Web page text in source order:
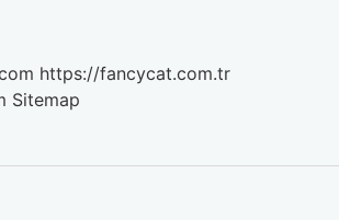
https://fancycat.com.tr
Sitemap